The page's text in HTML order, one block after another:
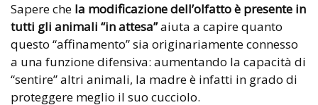
Sapere che la modificazione dell’olfatto è presente in
tutti gli animali “in attesa”aiuta a capire quanto
questo “affinamento” sia originariamente connesso
a una funzione difensiva: aumentando la capacità di
“sentire” altri animali, la madre è infatti in grado di
proteggere meglio il suo cucciolo.